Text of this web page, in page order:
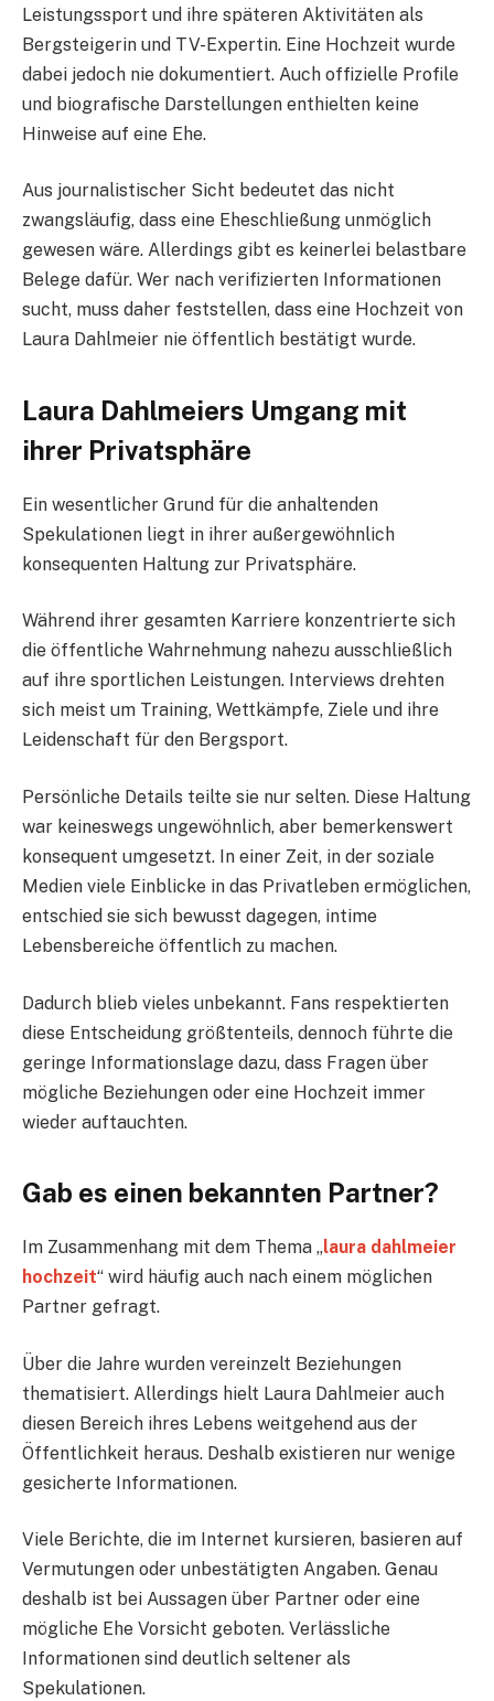
Leistungssport und ihre späteren Aktivitäten als
Bergsteigerin und TV-Expertin. Eine Hochzeit wurde
dabei jedoch nie dokumentiert. Auch offizielle Profile
und biografische Darstellungen enthielten keine
Hinweise auf eine Ehe.
Aus journalistischer Sicht bedeutet das nicht
zwangsläufig, dass eine Eheschließung unmöglich
gewesen wäre. Allerdings gibt es keinerlei belastbare
Belege dafür. Wer nach verifizierten Informationen
sucht, muss daher feststellen, dass eine Hochzeit von
Laura Dahlmeier nie öffentlich bestätigt wurde.
Laura Dahlmeiers Umgang mit
ihrer Privatsphäre
Ein wesentlicher Grund für die anhaltenden
Spekulationen liegt in ihrer außergewöhnlich
konsequenten Haltung zur Privatsphäre.
Während ihrer gesamten Karriere konzentrierte sich
die öffentliche Wahrnehmung nahezu ausschließlich
auf ihre sportlichen Leistungen. Interviews drehten
sich meist um Training, Wettkämpfe, Ziele und ihre
Leidenschaft für den Bergsport.
Persönliche Details teilte sie nur selten. Diese Haltung
war keineswegs ungewöhnlich, aber bemerkenswert
konsequent umgesetzt. In einer Zeit, in der soziale
Medien viele Einblicke in das Privatleben ermöglichen,
entschied sie sich bewusst dagegen, intime
Lebensbereiche öffentlich zu machen.
Dadurch blieb vieles unbekannt. Fans respektierten
diese Entscheidung größtenteils, dennoch führte die
geringe Informationslage dazu, dass Fragen über
mögliche Beziehungen oder eine Hochzeit immer
wieder auftauchten.
Gab es einen bekannten Partner?
Im Zusammenhang mit dem Thema „laura dahlmeier
hochzeit“ wird häufig auch nach einem möglichen
Partner gefragt.
Über die Jahre wurden vereinzelt Beziehungen
thematisiert. Allerdings hielt Laura Dahlmeier auch
diesen Bereich ihres Lebens weitgehend aus der
Öffentlichkeit heraus. Deshalb existieren nur wenige
gesicherte Informationen.
Viele Berichte, die im Internet kursieren, basieren auf
Vermutungen oder unbestätigten Angaben. Genau
deshalb ist bei Aussagen über Partner oder eine
mögliche Ehe Vorsicht geboten. Verlässliche
Informationen sind deutlich seltener als
Spekulationen.